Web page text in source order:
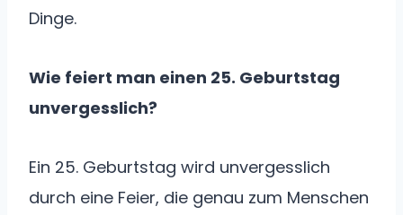
Dinge.
Wie feiert man einen 25. Geburtstag
unvergesslich?
Ein 25. Geburtstag wird unvergesslich
durch eine Feier, die genau zum Menschen